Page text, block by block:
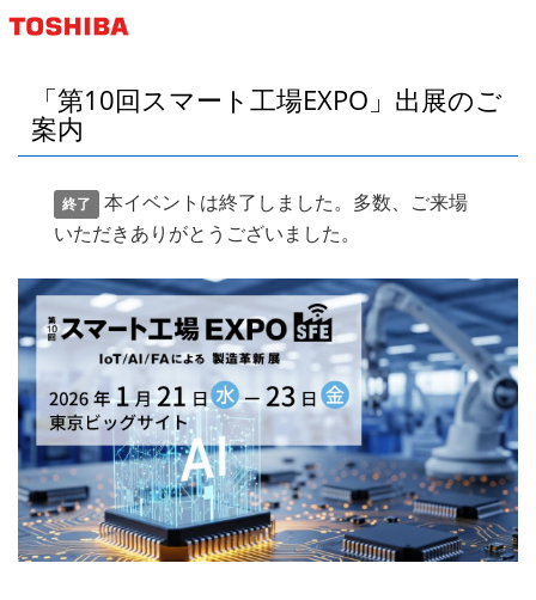
東芝デジタルエンジニアリング株式会社
「第10回スマート工場EXPO」出展のご
案内
終了
本イベントは終了しました。多数、ご来場
いただきありがとうございました。